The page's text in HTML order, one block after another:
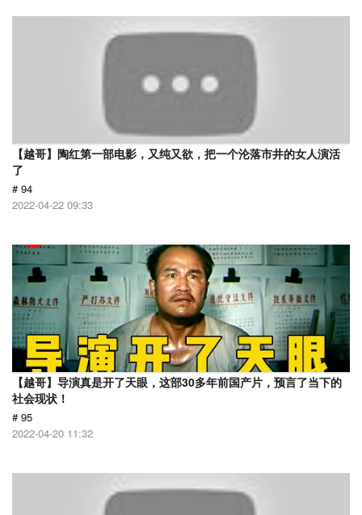
【越哥】陶红第一部电影，又纯又欲，把一个沦落市井的女人演活
了
# 94
2022-04-22 09:33
【越哥】导演真是开了天眼，这部30多年前国产片，预言了当下的
社会现状！
# 95
2022-04-20 11:32